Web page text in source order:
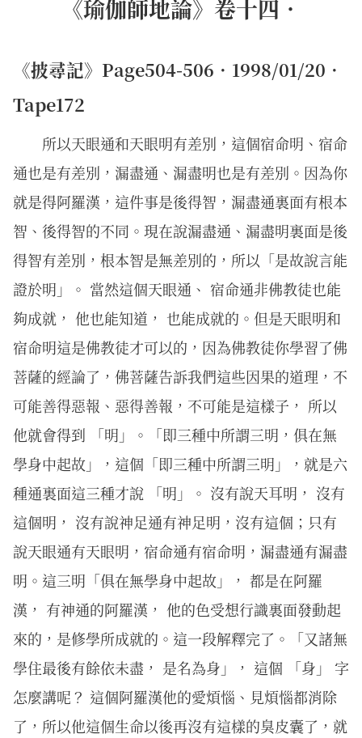
《瑜伽師地論》卷十四．
《披尋記》Page504-506．1998/01/20．
Tape172
所以天眼通和天眼明有差別，這個宿命明、宿命
通也是有差別，漏盡通、漏盡明也是有差別。因為你
就是得阿羅漢，這件事是後得智，漏盡通裏面有根本
智、後得智的不同。現在說漏盡通、漏盡明裏面是後
得智有差別，根本智是無差別的，所以「是故說言能
證於明」。 當然這個天眼通、 宿命通非佛教徒也能
夠成就， 他也能知道， 也能成就的。但是天眼明和
宿命明這是佛教徒才可以的，因為佛教徒你學習了佛
菩薩的經論了，佛菩薩告訴我們這些因果的道理，不
可能善得惡報、惡得善報，不可能是這樣子， 所以
他就會得到 「明」。「即三種中所謂三明，俱在無
學身中起故」，這個「即三種中所謂三明」，就是六
種通裏面這三種才說 「明」。 沒有說天耳明， 沒有
這個明， 沒有說神足通有神足明，沒有這個；只有
說天眼通有天眼明，宿命通有宿命明，漏盡通有漏盡
明。這三明「俱在無學身中起故」， 都是在阿羅
漢， 有神通的阿羅漢， 他的色受想行識裏面發動起
來的，是修學所成就的。這一段解釋完了。「又諸無
學住最後有餘依未盡， 是名為身」， 這個 「身」 字
怎麼講呢？ 這個阿羅漢他的愛煩惱、見煩惱都消除
了，所以他這個生命以後再沒有這樣的臭皮囊了，就